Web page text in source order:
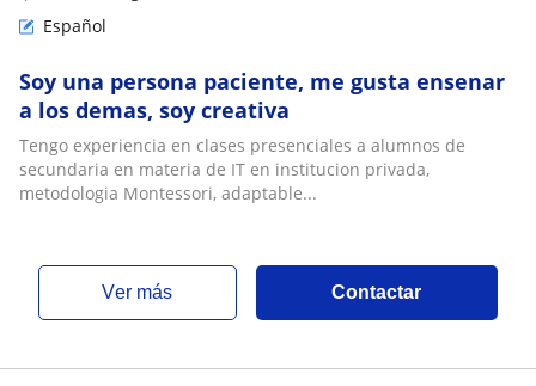
Español
Soy una persona paciente, me gusta ensenar
a los demas, soy creativa
Tengo experiencia en clases presenciales a alumnos de
secundaria en materia de IT en institucion privada,
metodologia Montessori, adaptable...
ver más Contactar